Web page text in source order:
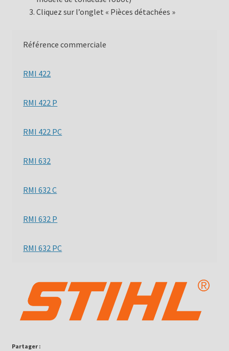
Cliquez sur l’onglet « Pièces détachées »
Référence commerciale
RMI 422
RMI 422 P
RMI 422 PC
RMI 632
RMI 632 C
RMI 632 P
RMI 632 PC
Partager :